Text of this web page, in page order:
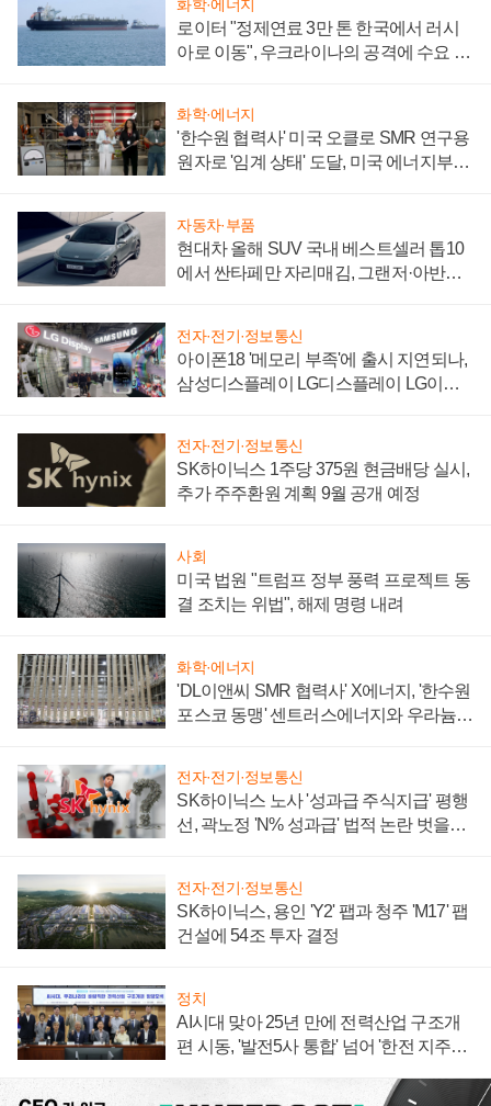
화학·에너지
로이터 "정제연료 3만 톤 한국에서 러시
아로 이동", 우크라이나의 공격에 수요 늘
화학·에너지
'한수원 협력사' 미국 오클로 SMR 연구용
원자로 '임계 상태' 도달, 미국 에너지부
자동차·부품
현대차 올해 SUV 국내 베스트셀러 톱10
에서 싼타페만 자리매김, 그랜저·아반떼
전자·전기·정보통신
아이폰18 '메모리 부족'에 출시 지연되나,
삼성디스플레이 LG디스플레이 LG이노
전자·전기·정보통신
SK하이닉스 1주당 375원 현금배당 실시,
추가 주주환원 계획 9월 공개 예정
사회
미국 법원 "트럼프 정부 풍력 프로젝트 동
결 조치는 위법", 해제 명령 내려
화학·에너지
'DL이앤씨 SMR 협력사' X에너지, '한수원
포스코 동맹' 센트러스에너지와 우라늄
전자·전기·정보통신
SK하이닉스 노사 '성과급 주식지급' 평행
선, 곽노정 'N% 성과급' 법적 논란 벗을지
전자·전기·정보통신
SK하이닉스, 용인 'Y2' 팹과 청주 'M17' 팹
건설에 54조 투자 결정
정치
AI시대 맞아 25년 만에 전력산업 구조개
편 시동, '발전5사 통합' 넘어 '한전 지주사'